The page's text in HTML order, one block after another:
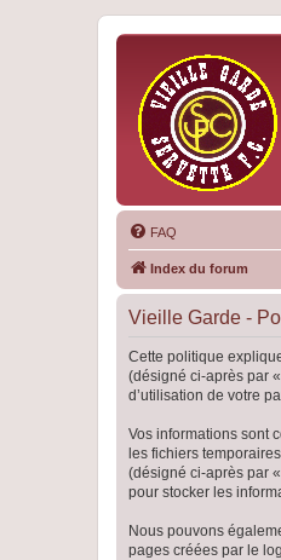
FAQ
Index du forum
Vieille Garde -
Cette politique
(désigné ci-après par
d’utilisation de votre
Vos informations sont
les fichiers
(désigné ci-après par
pour stocker les
Nous pouvons
pages créées par le